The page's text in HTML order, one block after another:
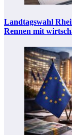
Landtagswahl
Rennen mit